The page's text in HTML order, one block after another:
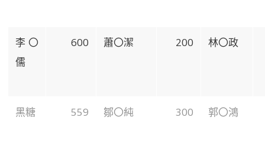
李〇
儒
600 蕭〇潔 200 林〇政
黑糖 559 鄒〇純 300 郭〇鴻